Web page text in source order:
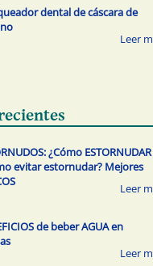
dental de cáscara de
¿Cómo ESTORNUDAR
evitar estornudar? Mejores
de beber AGUA en